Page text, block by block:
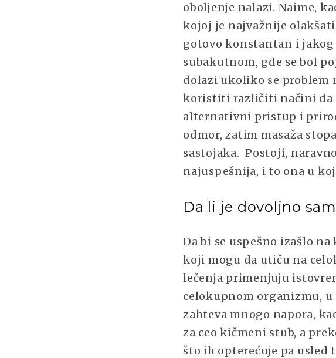
oboljenje nalazi. Naime,
kojoj je najvažnije
gotovo konstantan i
subakutnom, gde se bol
dolazi ukoliko se problem
koristiti različiti načini da
alternativni pristup i
odmor, zatim masaža
sastojaka. Postoji,
najuspešnija, i to ona u
Da li je dovoljno
Da bi se uspešno izašlo
koji mogu da utiču na
lečenja primenjuju
celokupnom organizmu,
zahteva mnogo napora,
za ceo kičmeni stub, a
što ih opterećuje pa usled